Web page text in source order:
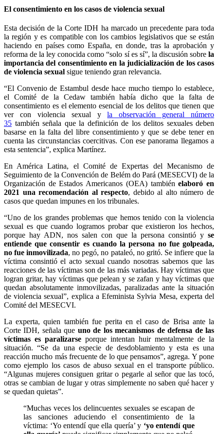
El consentimiento en los casos de violencia sexual
Esta decisión de la Corte IDH ha marcado un precedente para toda
la región y es compatible con los cambios legislativos que se están
haciendo en países como España, en donde, tras la aprobación y
reforma de la ley conocida como “solo sí es sí”, la discusión sobrela
importancia del consentimiento en la judicialización de los casos
de violencia sexual sigue teniendo gran relevancia.
“El Convenio de Estambul desde hace mucho tiempo lo establece,
el Comité de la Cedaw también había dicho que la falta de
consentimiento es el elemento esencial de los delitos que tienen que
ver con violencia sexual yla observación general número
35 también señala que la definición de los delitos sexuales deben
basarse en la falta del libre consentimiento y que se debe tener en
cuenta las circunstancias coercitivas. Con ese panorama llegamos a
esta sentencia”, explica Martínez.
En América Latina, el Comité de Expertas del Mecanismo de
Seguimiento de la Convención de Belém do Pará (MESECVI) de la
Organización de Estados Americanos (OEA) tambiénelaboró en
2021 una recomendación al respecto, debido al alto número de
casos que quedan impunes en los tribunales.
“Uno de los grandes problemas que hemos tenido con la violencia
sexual es que cuando logramos probar que existieron los hechos,
porque hay ADN, nos salen con que la persona consintió y se
entiende que consentir es cuando la persona no fue golpeada,
no fue inmovilizada, no pegó, no pataleó, no gritó. Se infiere que la
víctima consintió el acto sexual cuando nosotras sabemos que las
reacciones de las víctimas son de las más variadas. Hay víctimas que
logran gritar, hay víctimas que pelean y se zafan y hay víctimas que
quedan absolutamente inmovilizadas, paralizadas ante la situación
de violencia sexual”, explica a Efeminista Sylvia Mesa, experta del
Comité del MESECVI.
La experta, quien también fue perita en el caso de Brisa ante la
Corte IDH, señala que uno de los mecanismos de defensa de las
víctimas es paralizarse porque intentan huir mentalmente de la
situación. “Se da una especie de desdoblamiento y esta es una
reacción mucho más frecuente de lo que pensamos”, agrega. Y pone
como ejemplo los casos de abuso sexual en el transporte público.
“Algunas mujeres consiguen gritar o pegarle al señor que las tocó,
otras se cambian de lugar y otras simplemente no saben qué hacer y
se quedan quietas”.
“Muchas veces los delincuentes sexuales se escapan de
las sanciones aduciendo el consentimiento de la
víctima: ‘Yo entendí que ella quería’ y ‘yo entendí que